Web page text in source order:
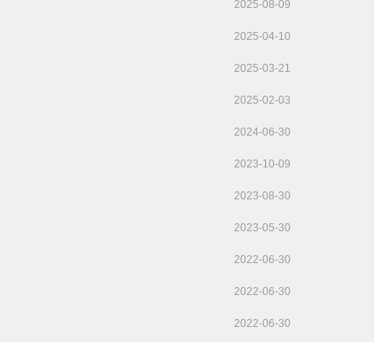
2025-08-09
2025-04-10
2025-03-21
2025-02-03
2024-06-30
2023-10-09
2023-08-30
2023-05-30
2022-06-30
2022-06-30
2022-06-30